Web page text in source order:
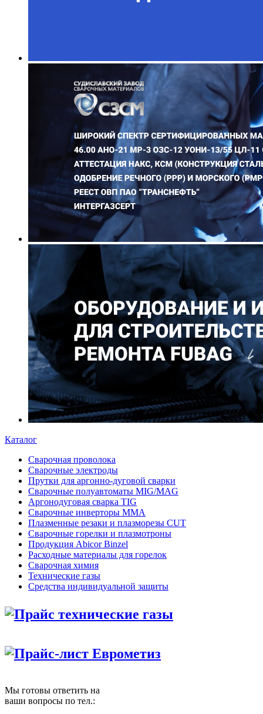
Каталог
Сварочная проволока
Сварочные электроды
Прутки для аргонно-дуговой сварки
Сварочные полуавтоматы MIG/MAG
Аргонодуговая сварка TIG
Сварочные инверторы MMA
Плазменные резаки и плазморезы CUT
Сварочные горелки и плазмотроны
Продукция Abicor Binzel
Расходные материалы для горелок
Сварочная химия
Технические газы
Средства индивидуальной защиты
Прайс технические газы
Прайс-лист Еврометиз
Мы готовы ответить на
ваши вопросы по тел.: